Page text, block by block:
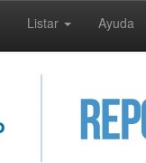
Listar Ayuda